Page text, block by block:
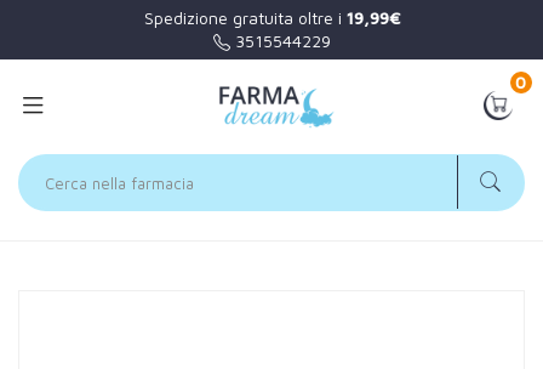
Spedizione gratuita oltre i 19,99€
3515544229
0